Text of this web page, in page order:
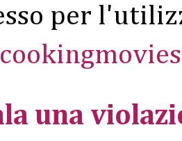
per
una